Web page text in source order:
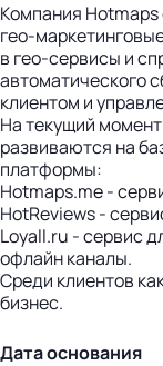
Компания Hotmaps
гео-
в гео-сервисы и
автоматического
клиентом и
На текущий
развиваются на
платформы:
Hotmaps.me -
HotReviews -
Loyall.ru - сервис
офлайн каналы.
Среди клиентов
бизнес.
Дата основания